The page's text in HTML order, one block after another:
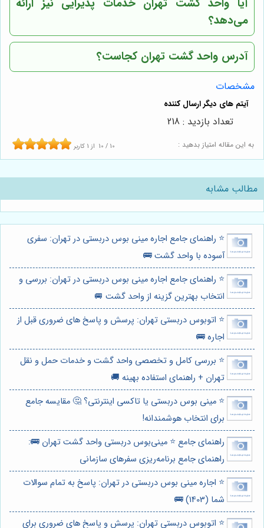
می‌دهد؟
آدرس واحد گشت تهران کجاست؟
مشخصات
به این مقاله امتیاز بدهید : 10 / 10 از 1 کاربر
تعداد بازدید : 218
مطالب مشابه
⭐️ راهنمای جامع اجاره مینی بوس دربستی در تهران: سفری
آسوده با واحد گشت 🚌
⭐️ راهنمای جامع اجاره مینی بوس دربستی در تهران: بررسی و
انتخاب بهترین گزینه از واحد گشت 🚐
⭐️ اتوبوس دربستی تهران: پرسش و پاسخ های ضروری قبل از
اجاره 🚌
⭐️ بررسی کامل و تخصصی واحد گشت و خدمات حمل و نقل
تهران + راهنمای استفاده بهینه 🚚
⭐️ مینی بوس دربستی یا تاکسی اینترنتی؟ 🤔 مقایسه جامع
برای انتخاب هوشمندانه!
راهنمای جامع ⭐️ مینی‌بوس دربستی واحد گشت تهران 🚌:
راهنمای جامع برنامه‌ریزی سفرهای سازمانی
⭐️ اجاره مینی بوس دربستی در تهران: پاسخ به تمام سوالات
شما (1403) 🚌
⭐️ اتوبوس دربستی تهران: پرسش و پاسخ های ضروری برای